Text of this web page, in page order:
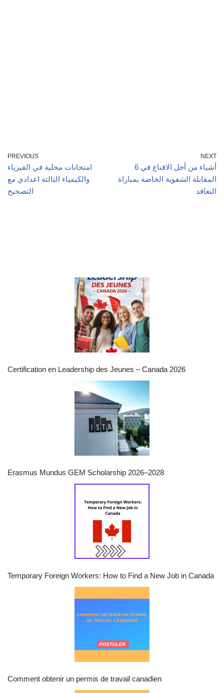
PREVIOUS
امتحانات محلية في الفيزياء
والكيمياء الثالثة اعدادي مع
التصحيح
NEXT
6 أشياء من أجل الاقناع في
المقابلة الشفوية الخاصة بمباراة
التعاقد
Certification en Leadership des Jeunes – Canada 2026
Erasmus Mundus GEM Scholarship 2026–2028
Temporary Foreign Workers: How to Find a New Job in Canada
Comment obtenir un permis de travail canadien